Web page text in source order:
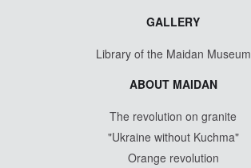
GALLERY
Library of the Maidan Museum
ABOUT MAIDAN
The revolution on granite
"Ukraine without Kuchma"
Orange revolution